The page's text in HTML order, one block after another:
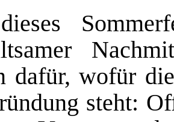
dafür, wofür
steht: